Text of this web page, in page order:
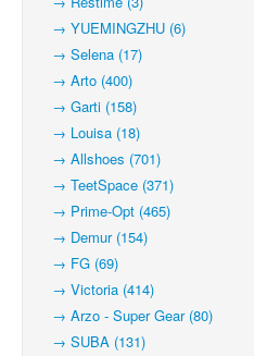
→ YUEMINGZHU (6)
→ Selena (17)
→ Arto (400)
→ Garti (158)
→ Louisa (18)
→ Allshoes (701)
→ TeetSpace (371)
→ Prime-Opt (465)
→ Demur (154)
→ FG (69)
→ Victoria (414)
→ Arzo - Super Gear (80)
→ SUBA (131)